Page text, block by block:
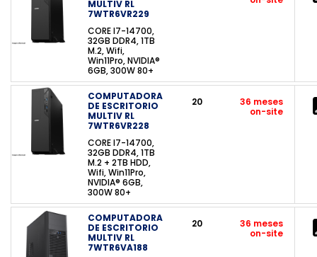
MULTIV RL
7WTR6VR229
CORE I7-14700,
32GB DDR4, 1TB
M.2, Wifi,
Win11Pro, NVIDIA®
6GB, 300W 80+
COMPUTADORA
DE ESCRITORIO
MULTIV RL
7WTR6VR228
CORE I7-14700,
32GB DDR4, 1TB
M.2 + 2TB HDD,
Wifi, Win11Pro,
NVIDIA® 6GB,
300W 80+
20
36 meses
on-site
COMPUTADORA
DE ESCRITORIO
MULTIV RL
7WTR6VA188
20
36 meses
on-site